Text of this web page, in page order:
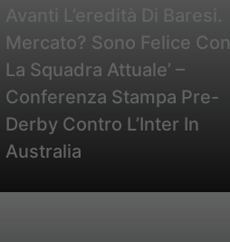
Avanti L’eredità Di Baresi.
Mercato? Sono Felice Con
La Squadra Attuale’ –
Conferenza Stampa Pre-
Derby Contro L’Inter In
Australia